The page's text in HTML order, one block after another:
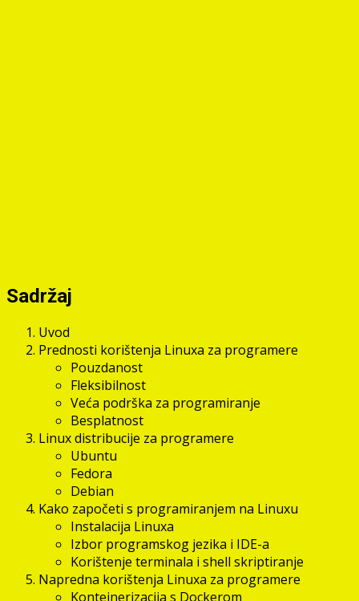
Sadržaj
Uvod
Prednosti korištenja Linuxa za programere
Pouzdanost
Fleksibilnost
Veća podrška za programiranje
Besplatnost
Linux distribucije za programere
Ubuntu
Fedora
Debian
Kako započeti s programiranjem na Linuxu
Instalacija Linuxa
Izbor programskog jezika i IDE-a
Korištenje terminala i shell skriptiranje
Napredna korištenja Linuxa za programere
Kontejnerizacija s Dockerom